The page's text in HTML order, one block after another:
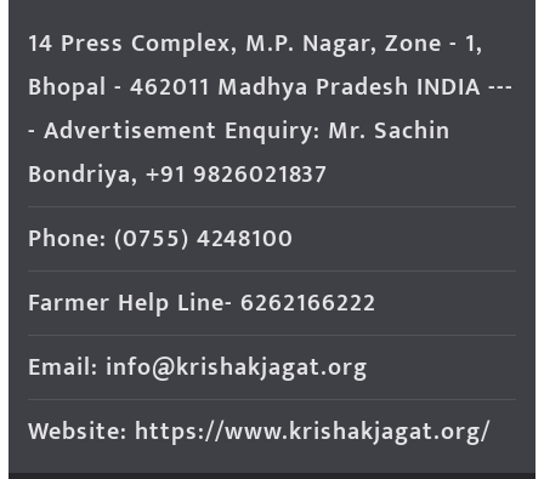
14 Press Complex, M.P. Nagar, Zone - 1,
Bhopal - 462011 Madhya Pradesh INDIA ---
- Advertisement Enquiry: Mr. Sachin
Bondriya, +91 9826021837
Phone: (0755) 4248100
Farmer Help Line- 6262166222
Email: info@krishakjagat.org
Website: https://www.krishakjagat.org/